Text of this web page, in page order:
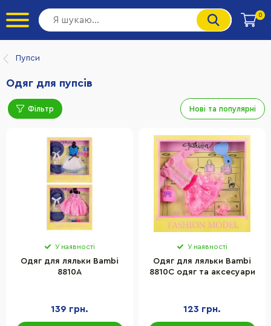
0
Пупси
Одяг для пупсів
Фільтр Нові та популярні
У наявності
Одяг для ляльки Bambi
8810A
139 грн.
У наявності
Одяг для ляльки Bambi
8810C одяг та аксесуари
123 грн.